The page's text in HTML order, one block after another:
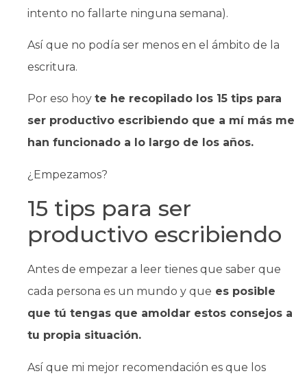
intento no fallarte ninguna semana).
Así que no podía ser menos en el ámbito de la
escritura.
Por eso hoy te he recopilado los 15 tips para
ser productivo escribiendo que a mí más me
han funcionado a lo largo de los años.
¿Empezamos?
15 tips para ser
productivo escribiendo
Antes de empezar a leer tienes que saber que
cada persona es un mundo y que es posible
que tú tengas que amoldar estos consejos a
tu propia situación.
Así que mi mejor recomendación es que los